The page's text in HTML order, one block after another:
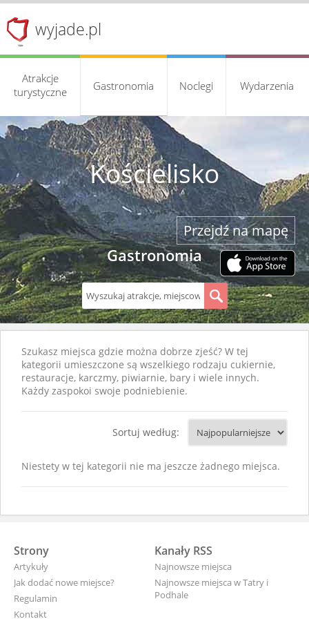
wyjade.pl
Atrakcje
turystyczne
Gastronomia Noclegi Wydarzenia
Kościelisko
Gastronomia
Przejdź na mapę
Szukasz miejsca gdzie można dobrze zjeść? W tej
kategorii umieszczone są wszelkiego rodzaju cukiernie,
restauracje, karczmy, piwiarnie, bary i wiele innych.
Każdy zaspokoi swoje podniebienie.
Sortuj według:
Niestety w tej kategorii nie ma jeszcze żadnego miejsca.
Strony
Artykuły
Jak dodać nowe miejsce?
Regulamin
Kontakt
Kanały RSS
Najnowsze miejsca
Najnowsze miejsca w Tatry i
Podhale